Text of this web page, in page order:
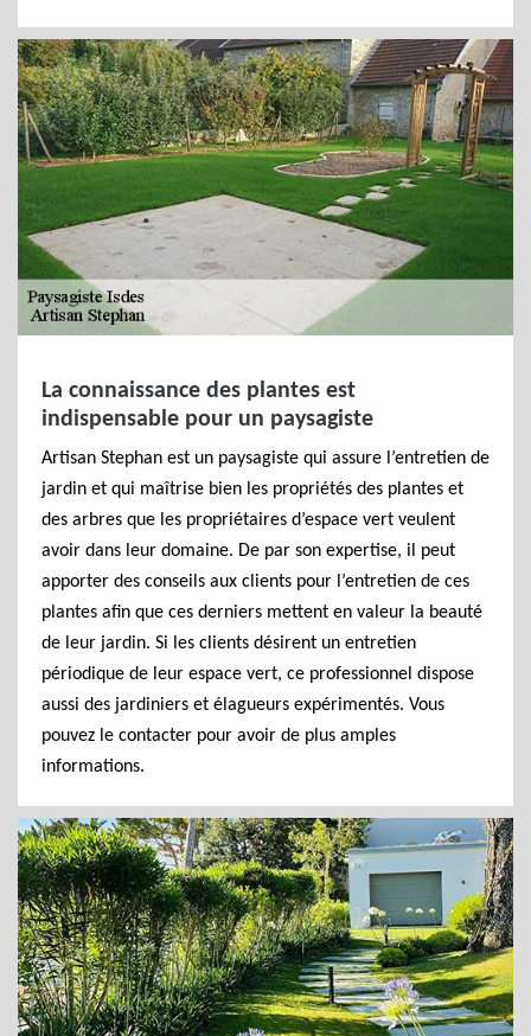
La connaissance des plantes est
indispensable pour un paysagiste
Artisan Stephan est un paysagiste qui assure l’entretien de
jardin et qui maîtrise bien les propriétés des plantes et
des arbres que les propriétaires d’espace vert veulent
avoir dans leur domaine. De par son expertise, il peut
apporter des conseils aux clients pour l’entretien de ces
plantes afin que ces derniers mettent en valeur la beauté
de leur jardin. Si les clients désirent un entretien
périodique de leur espace vert, ce professionnel dispose
aussi des jardiniers et élagueurs expérimentés. Vous
pouvez le contacter pour avoir de plus amples
informations.